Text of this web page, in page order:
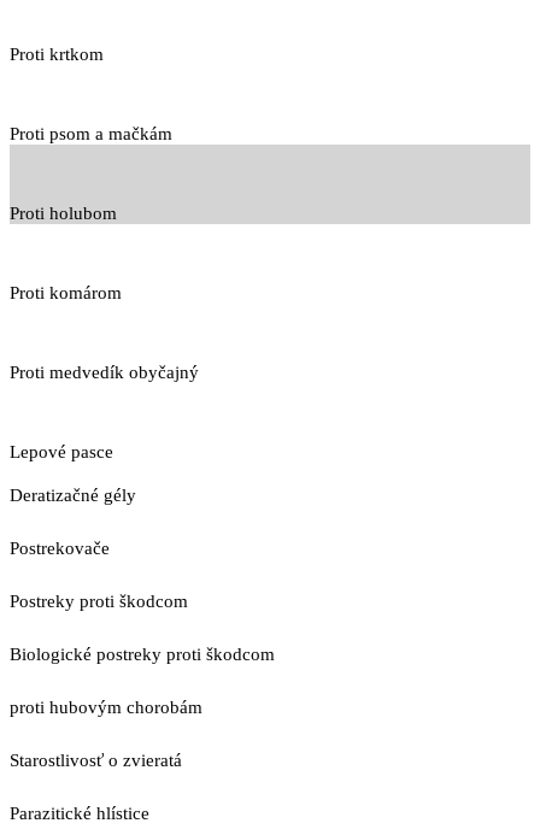
Proti krtkom
Proti psom a mačkám
Proti holubom
Proti komárom
Proti medvedík obyčajný
Lepové pasce
Deratizačné gély
Postrekovače
Postreky proti škodcom
Biologické postreky proti škodcom
proti hubovým chorobám
Starostlivosť o zvieratá
Parazitické hlístice